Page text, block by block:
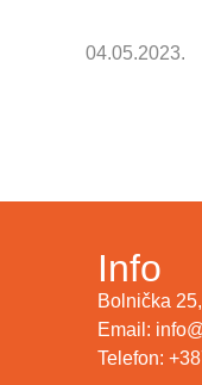
04.05.2023.
Info
Bolnička
Email:
Telefon: